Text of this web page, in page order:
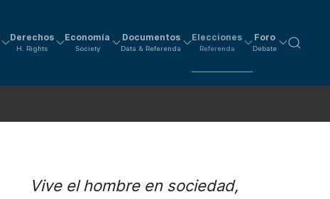
Derechos
H. Rights
Economía
Society
Documentos
Data & Referenda
Elecciones
Referenda
Foro
Debate
Vive el hombre en sociedad,